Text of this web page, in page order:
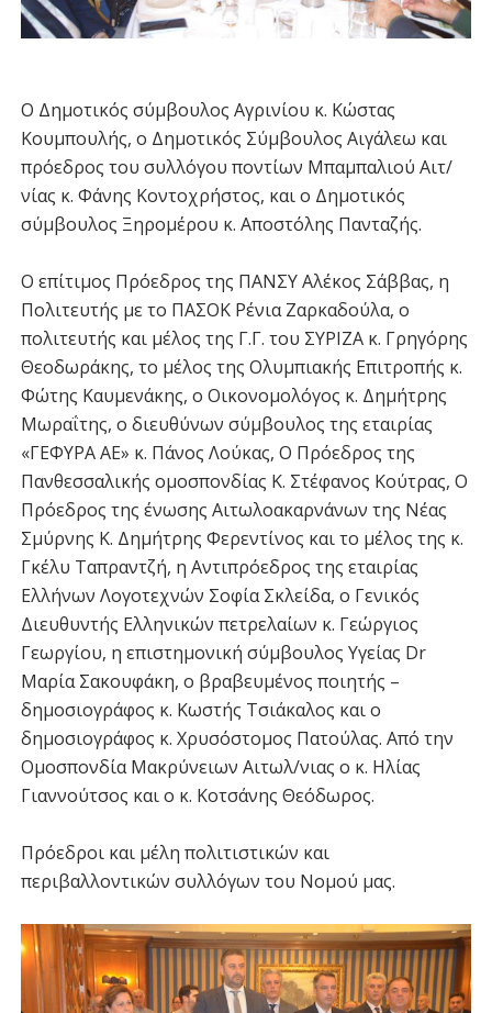
Ο Δημοτικός σύμβουλος Αγρινίου κ. Κώστας
Κουμπουλής, ο Δημοτικός Σύμβουλος Αιγάλεω και
πρόεδρος του συλλόγου ποντίων Μπαμπαλιού Αιτ/
νίας κ. Φάνης Κοντοχρήστος, και ο Δημοτικός
σύμβουλος Ξηρομέρου κ. Αποστόλης Πανταζής.
Ο επίτιμος Πρόεδρος της ΠΑΝΣΥ Αλέκος Σάββας, η
Πολιτευτής με το ΠΑΣΟΚ Ρένια Ζαρκαδούλα, ο
πολιτευτής και μέλος της Γ.Γ. του ΣΥΡΙΖΑ κ. Γρηγόρης
Θεοδωράκης, το μέλος της Ολυμπιακής Επιτροπής κ.
Φώτης Καυμενάκης, ο Οικονομολόγος κ. Δημήτρης
Μωραΐτης, ο διευθύνων σύμβουλος της εταιρίας
«ΓΕΦΥΡΑ ΑΕ» κ. Πάνος Λούκας, Ο Πρόεδρος της
Πανθεσσαλικής ομοσπονδίας Κ. Στέφανος Κούτρας, Ο
Πρόεδρος της ένωσης Αιτωλοακαρνάνων της Νέας
Σμύρνης Κ. Δημήτρης Φερεντίνος και το μέλος της κ.
Γκέλυ Ταπραντζή, η Αντιπρόεδρος της εταιρίας
Ελλήνων Λογοτεχνών Σοφία Σκλείδα, ο Γενικός
Διευθυντής Ελληνικών πετρελαίων κ. Γεώργιος
Γεωργίου, η επιστημονική σύμβουλος Υγείας Dr
Μαρία Σακουφάκη, ο βραβευμένος ποιητής –
δημοσιογράφος κ. Κωστής Τσιάκαλος και ο
δημοσιογράφος κ. Χρυσόστομος Πατούλας. Από την
Ομοσπονδία Μακρύνειων Αιτωλ/νιας ο κ. Ηλίας
Γιαννούτσος και ο κ. Κοτσάνης Θεόδωρος.
Πρόεδροι και μέλη πολιτιστικών και
περιβαλλοντικών συλλόγων του Νομού μας.